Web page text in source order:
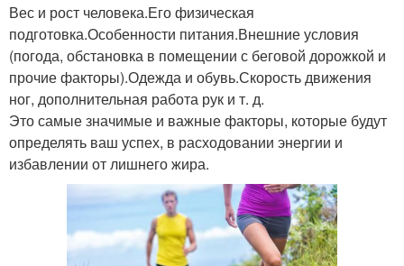
Вес и рост человека.Его физическая
подготовка.Особенности питания.Внешние условия
(погода, обстановка в помещении с беговой дорожкой и
прочие факторы).Одежда и обувь.Скорость движения
ног, дополнительная работа рук и т. д.
Это самые значимые и важные факторы, которые будут
определять ваш успех, в расходовании энергии и
избавлении от лишнего жира.